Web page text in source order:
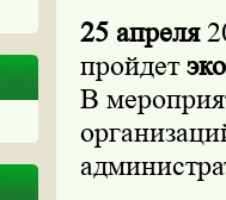
25 апреля
пройдет
В